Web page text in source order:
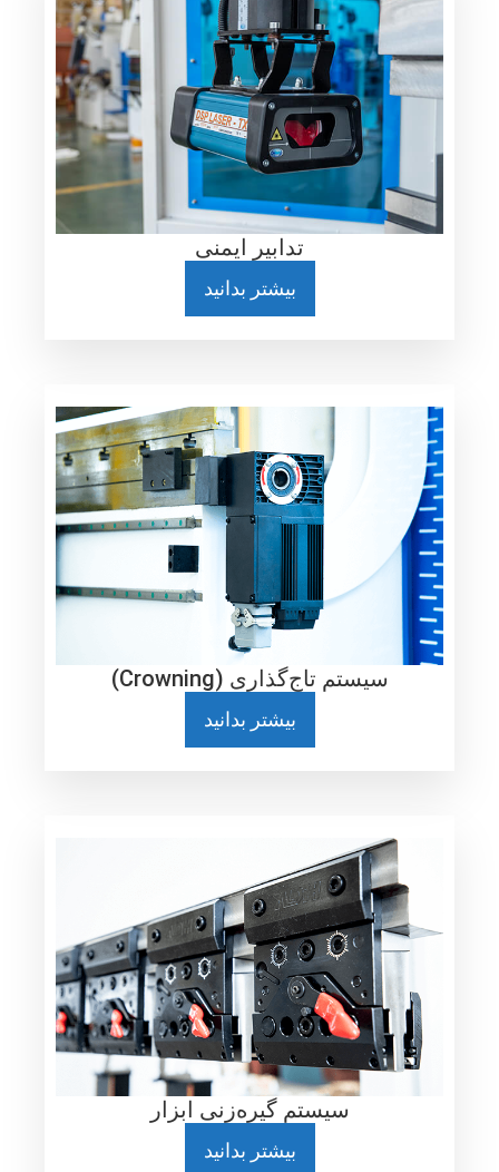
تدابیر ایمنی
بیشتر بدانید
سیستم تاج‌گذاری (Crowning)
بیشتر بدانید
سیستم گیره‌زنی ابزار
بیشتر بدانید